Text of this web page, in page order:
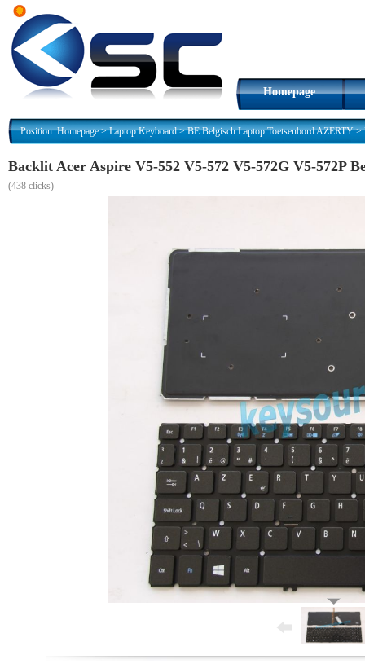
Homepage
Position:Homepage>Laptop Keyboard>BE Belgisch Laptop Toetsenbord AZERTY>
Backlit Acer Aspire V5-552 V5-572 V5-572G V5-572P
(438 clicks)